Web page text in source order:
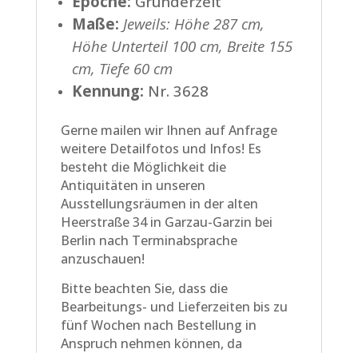
Maße: Jeweils: Höhe 287 cm,
Höhe Unterteil 100 cm, Breite 155
cm, Tiefe 60 cm
Kennung: Nr. 3628
Gerne mailen wir Ihnen auf Anfrage
weitere Detailfotos und Infos! Es
besteht die Möglichkeit die
Antiquitäten in unseren
Ausstellungsräumen in der alten
Heerstraße 34 in Garzau-Garzin bei
Berlin nach Terminabsprache
anzuschauen!
Bitte beachten Sie, dass die
Bearbeitungs- und Lieferzeiten bis zu
fünf Wochen nach Bestellung in
Anspruch nehmen können, da